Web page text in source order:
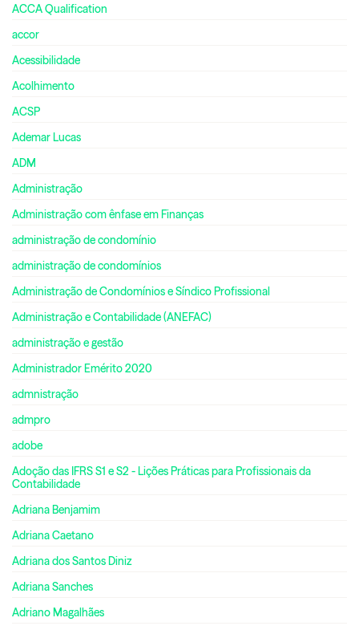
ACCA Qualification
accor
Acessibilidade
Acolhimento
ACSP
Ademar Lucas
ADM
Administração
Administração com ênfase em Finanças
administração de condomínio
administração de condomínios
Administração de Condomínios e Síndico Profissional
Administração e Contabilidade (ANEFAC)
administração e gestão
Administrador Emérito 2020
admnistração
admpro
adobe
Adoção das IFRS S1 e S2 - Lições Práticas para Profissionais da
Contabilidade
Adriana Benjamim
Adriana Caetano
Adriana dos Santos Diniz
Adriana Sanches
Adriano Magalhães